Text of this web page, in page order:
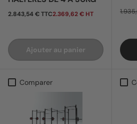
Prix habituel
2.843,54 € TTC2.369,62 € HT
Ajouter au panier
Comparer